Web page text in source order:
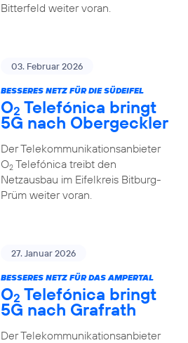
Bitterfeld weiter voran.
03. Februar 2026
BESSERES NETZ FÜR DIE SÜDEIFEL
O2 Telefónica bringt
5G nach Obergeckler
Der Telekommunikationsanbieter
O2Telefónica treibt den
Netzausbau im Eifelkreis Bitburg-
Prüm weiter voran.
27. Januar 2026
BESSERES NETZ FÜR DAS AMPERTAL
O2 Telefónica bringt
5G nach Grafrath
Der Telekommunikationsanbieter